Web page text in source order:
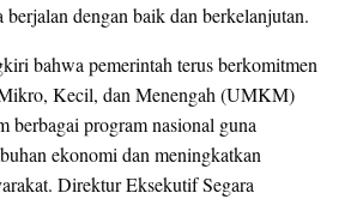
dengan baik dan berkelanjutan.
bahwa pemerintah terus berkomitmen
Kecil, dan Menengah (UMKM)
berbagai program nasional guna
ekonomi dan meningkatkan
Direktur Eksekutif Segara